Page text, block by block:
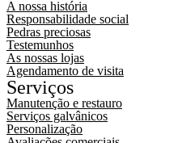
A nossa história
Responsabilidade social
Pedras preciosas
Testemunhos
As nossas lojas
Agendamento de visita
Serviços
Manutenção e restauro
Serviços galvânicos
Personalização